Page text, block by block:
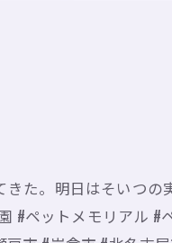
た。明日はそいつの
#ペットメモリアル #